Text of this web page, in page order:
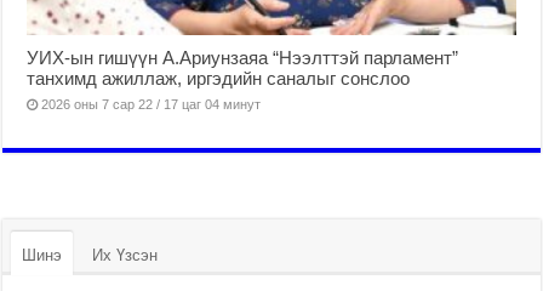
УИХ-ын гишүүн А.Ариунзаяа “Нээлттэй парламент”
танхимд ажиллаж, иргэдийн саналыг сонслоо
2026 оны 7 сар 22 / 17 цаг 04 минут
Шинэ Их Үзсэн